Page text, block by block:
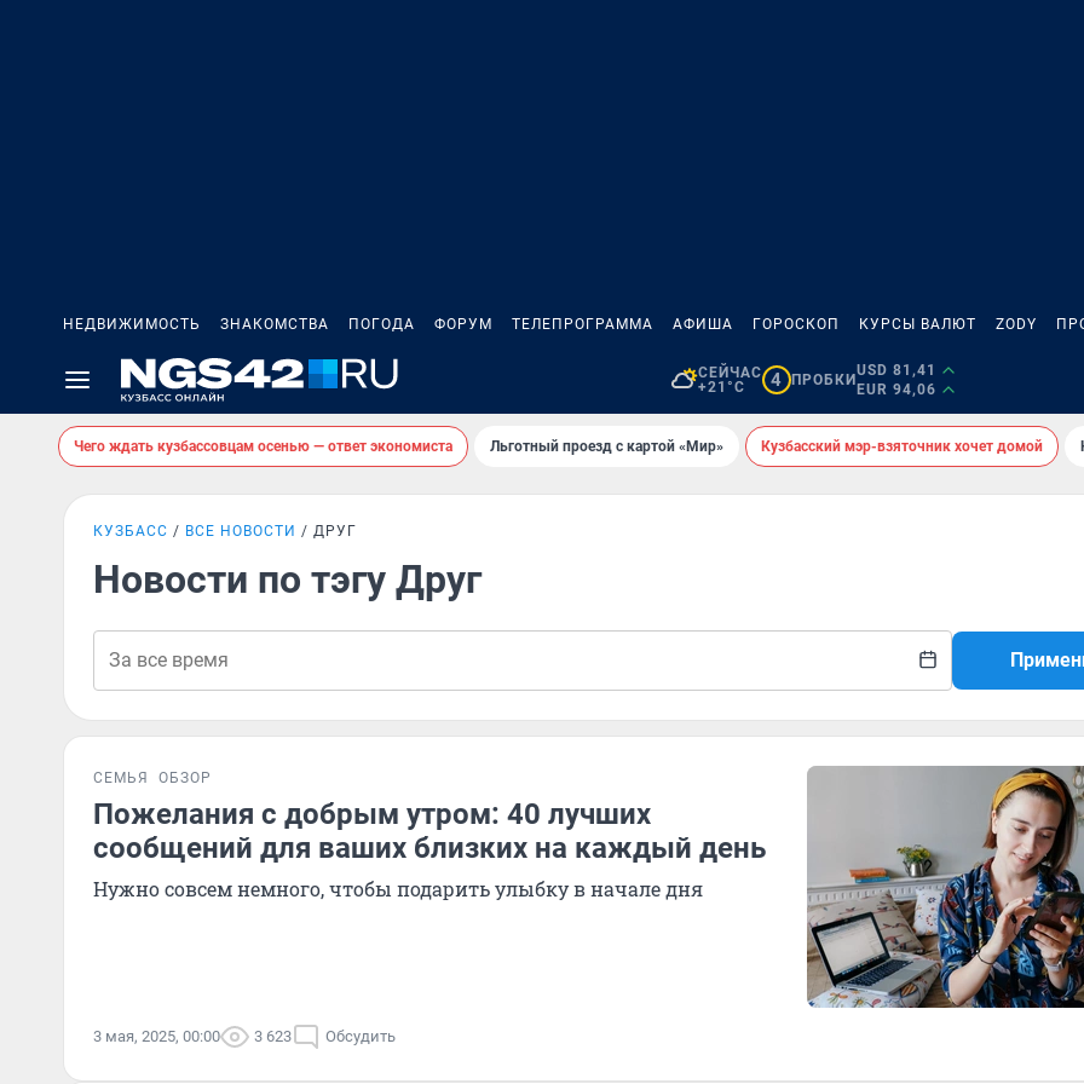
НЕДВИЖИМОСТЬ ЗНАКОМСТВА ПОГОДА ФОРУМ ТЕЛЕПРОГРАММА АФИША ГОРОСКОП КУРСЫ ВАЛЮТ ZODY
СЕЙЧАС
+21°C
4 ПРОБКИ
USD 81,41
EUR 94,06
Чего ждать кузбассовцам осенью — ответ экономиста Льготный проезд с картой «Мир» Кузбасский мэр-взяточник хочет домой
КУЗБАСС ВСЕ НОВОСТИ ДРУГ
Новости по тэгу Друг
СЕМЬЯ ОБЗОР
Пожелания с добрым утром: 40 лучших
сообщений для ваших близких на каждый день
Нужно совсем немного, чтобы подарить улыбку в начале дня
3 мая, 2025, 00:00 3 623 Обсудить